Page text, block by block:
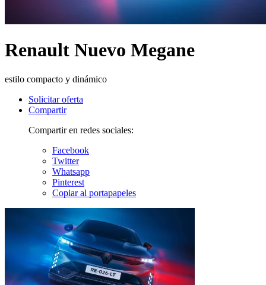
Renault Nuevo Megane
estilo compacto y dinámico
Solicitar oferta
Compartir
Compartir en redes sociales:
Facebook
Twitter
Whatsapp
Pinterest
Copiar al portapapeles